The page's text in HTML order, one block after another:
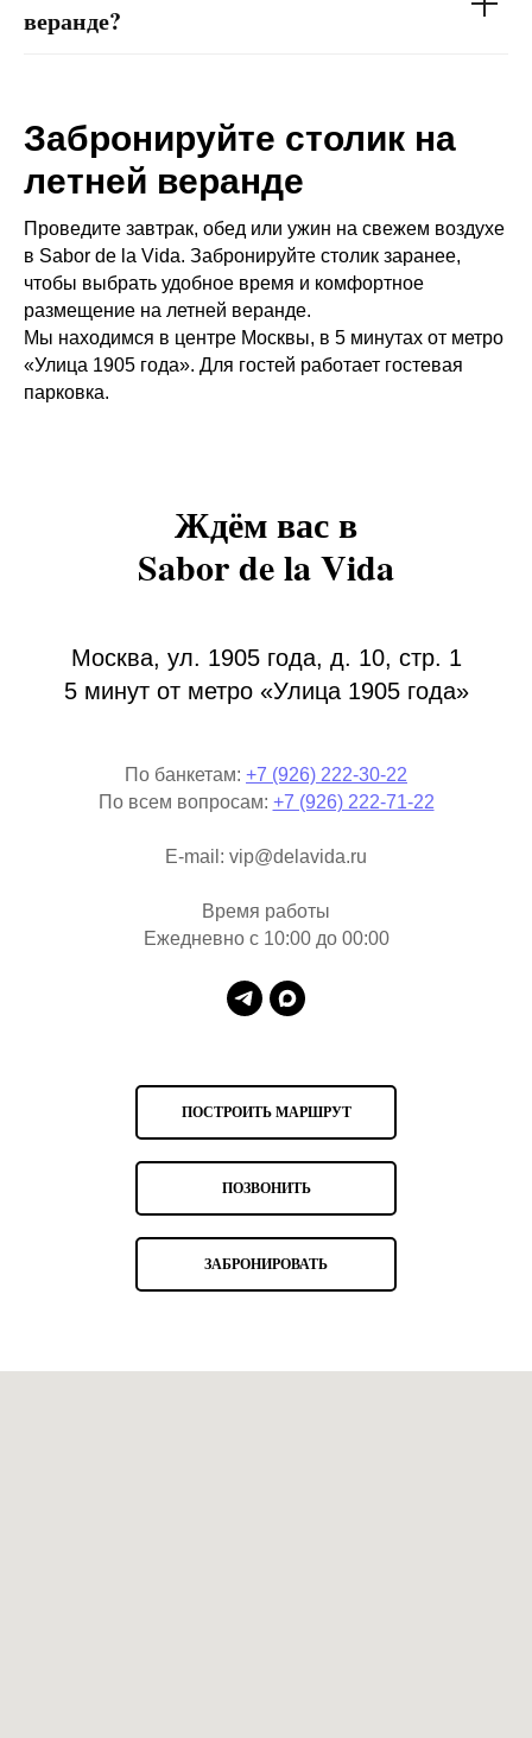
веранде?
Забронируйте столик на
летней веранде
Проведите завтрак, обед или ужин на свежем воздухе
в Sabor de la Vida. Забронируйте столик заранее,
чтобы выбрать удобное время и комфортное
размещение на летней веранде.
Мы находимся в центре Москвы, в 5 минутах от метро
«Улица 1905 года». Для гостей работает гостевая
парковка.
Ждём вас в
Sabor de la Vida
Москва, ул. 1905 года, д. 10, стр. 1
5 минут от метро «Улица 1905 года»
По банкетам: +7 (926) 222-30-22
По всем вопросам: +7 (926) 222-71-22
E-mail: vip@delavida.ru
Время работы
Ежедневно с 10:00 до 00:00
ПОСТРОИТЬ МАРШРУТ
ПОЗВОНИТЬ
ЗАБРОНИРОВАТЬ